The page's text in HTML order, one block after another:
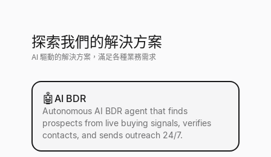
探索我們的解決方案
AI 驅動的解決方案，滿足各種業務需求
🤖 AI BDR
Autonomous AI BDR agent that finds
prospects from live buying signals, verifies
contacts, and sends outreach 24/7.